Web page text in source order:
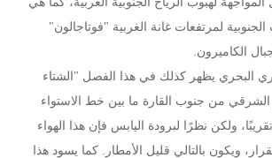
لمرتفعات غانة الغربية "فوتاجالون"
الكاميرون.
البحري يظهر كذلك في هذا الفصل "الشتاء
من جنوب القارة ما بين خط الاستواء
ْجنوبًا تقريبًا، ولكن نظرًا لبرودة اليابس فإن هذا الهواء
ويكون بالتالي قليل الأمطار. كما يسود هذا